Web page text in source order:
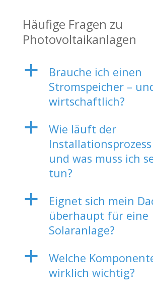
Häufige Fragen zu
Photovoltaikanlagen
a
Brauche ich einen
Stromspeicher –
wirtschaftlich?
a
Wie läuft der
und was muss ich
tun?
a
Eignet sich mein
überhaupt für eine
Solaranlage?
a
Welche
wirklich wichtig?